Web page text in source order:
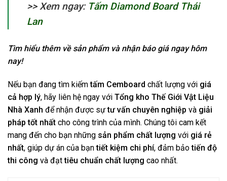
>> Xem ngay: Tấm Diamond Board Thái
Lan
Tìm hiểu thêm về sản phẩm và nhận báo giá ngay hôm
nay!
Nếu bạn đang tìm kiếmtấm Cemboard chất lượng với giá
cả hợp lý, hãy liên hệ ngay với Tổng kho Thế Giới Vật Liệu
Nhà Xanh để nhận được sựtư vấn chuyên nghiệp và giải
pháp tốt nhất cho công trình của mình. Chúng tôi cam kết
mang đến cho bạn những sản phẩm chất lượng với giá rẻ
nhất, giúp dự án của bạntiết kiệm chi phí, đảm bảotiến độ
thi công và đạttiêu chuẩn chất lượng cao nhất.